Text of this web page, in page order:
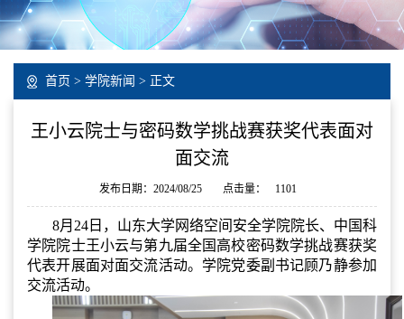
首页 > 学院新闻 > 正文
王小云院士与密码数学挑战赛获奖代表面对
面交流
发布日期：2024/08/25 点击量： 1101
8月24日，山东大学网络空间安全学院院长、中国科
学院院士王小云与第九届全国高校密码数学挑战赛获奖
代表开展面对面交流活动。学院党委副书记顾乃静参加
交流活动。